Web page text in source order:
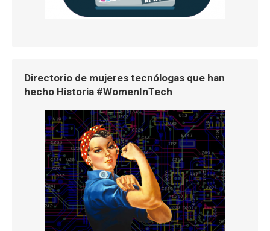
Directorio de mujeres tecnólogas que han
hecho Historia #WomenInTech